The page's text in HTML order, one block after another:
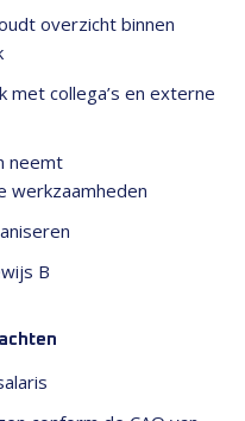
overzicht binnen
met collega’s en externe
neemt
werkzaamheden
B